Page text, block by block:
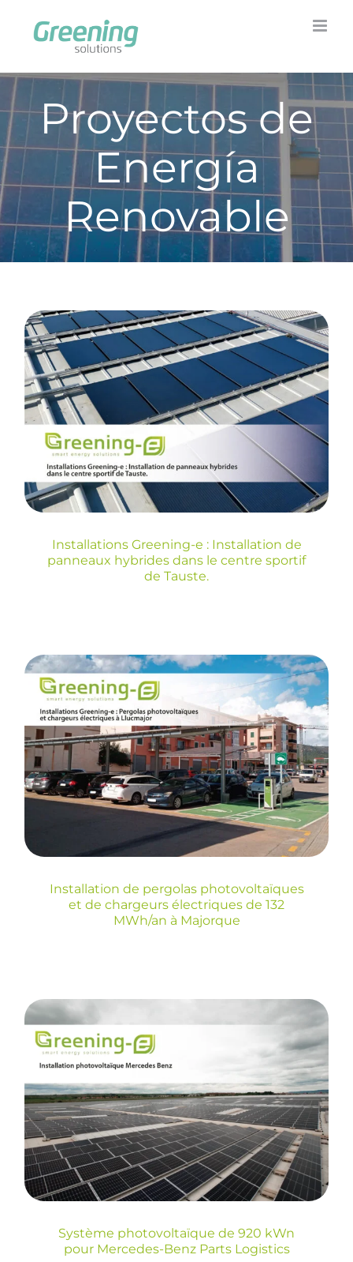
content
Proyectos de
Energía
Renovable
Installations Greening-
e : Installation de
panneaux hybrides
dans le centre sportif
de Tauste.
Installations Greening-e : Installation de
panneaux hybrides dans le centre sportif
de Tauste.
Installation de
pergolas
photovoltaïques et de
chargeurs électriques
de 132 MWh/an à
Majorque
Installation de pergolas photovoltaïques
et de chargeurs électriques de 132
MWh/an à Majorque
Système
photovoltaïque de 920
kWn pour Mercedes-
Benz Parts Logistics
Système photovoltaïque de 920 kWn
pour Mercedes-Benz Parts Logistics